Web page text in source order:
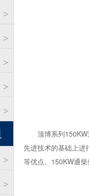
>
>
>
>
>
>
>
顶博系列150KW
先进技术的基础上
等优点。150KW通